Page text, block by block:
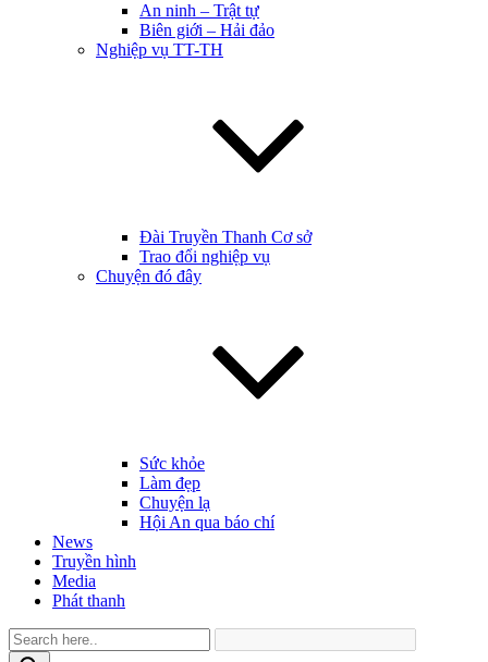
An ninh – Trật tự
Biên giới – Hải đảo
Nghiệp vụ TT-TH
Đài Truyền Thanh Cơ sở
Trao đổi nghiệp vụ
Chuyện đó đây
Sức khỏe
Làm đẹp
Chuyện lạ
Hội An qua báo chí
News
Truyền hình
Media
Phát thanh